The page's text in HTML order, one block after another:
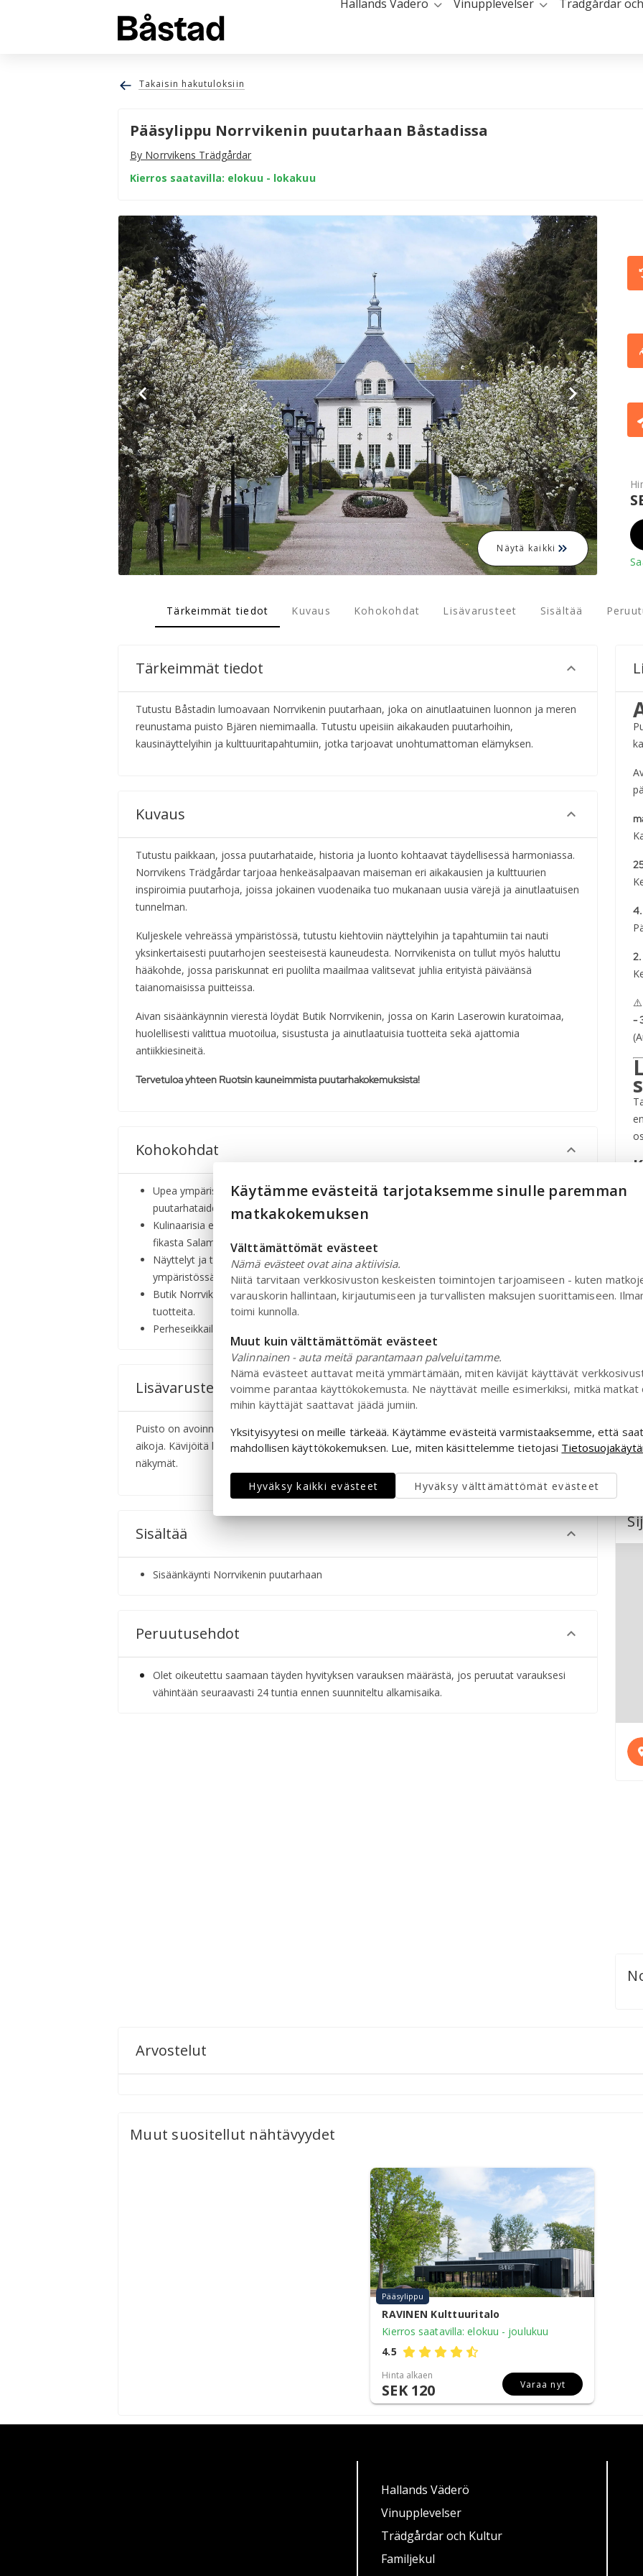
Hallands Väderö Vinupplevelser Trädgårdar
Takaisin hakutuloksiin
Pääsylippu Norrvikenin puutarhaan Båstadissa
By Norrvikens Trädgårdar
Kierros saatavilla: elokuu - lokakuu
Näytä kaikki
Tärkeimmät tiedot Kuvaus Kohokohdat Lisävarusteet Sisältää
Tärkeimmät tiedot
Tutustu Båstadin lumoavaan Norrvikenin puutarhaan, joka on ainutlaatuinen luonnon ja meren
reunustama puisto Bjären niemimaalla. Tutustu upeisiin aikakauden puutarhoihin,
kausinäyttelyihin ja kulttuuritapahtumiin, jotka tarjoavat unohtumattoman elämyksen.
Kuvaus
Tutustu paikkaan, jossa puutarhataide, historia ja luonto kohtaavat täydellisessä harmoniassa.
Norrvikens Trädgårdar tarjoaa henkeäsalpaavan maiseman eri aikakausien ja kulttuurien
inspiroimia puutarhoja, joissa jokainen vuodenaika tuo mukanaan uusia värejä ja ainutlaatuisen
tunnelman.
Kuljeskele vehreässä ympäristössä, tutustu kiehtoviin näyttelyihin ja tapahtumiin tai nauti
yksinkertaisesti puutarhojen seesteisestä kauneudesta. Norrvikenista on tullut myös haluttu
hääkohde, jossa pariskunnat eri puolilta maailmaa valitsevat juhlia erityistä päiväänsä
taianomaisissa puitteissa.
Aivan sisäänkäynnin vierestä löydät Butik Norrvikenin, jossa on Karin Laserowin kuratoimaa,
huolellisesti valittua muotoilua, sisustusta ja ainutlaatuisia tuotteita sekä ajattomia
antiikkiesineitä.
Tervetuloa yhteen Ruotsin kauneimmista puutarhakokemuksista!
Kohokohdat
Upea ympäristö - Tutustu seitsemään ainutlaatuiseen teemapuutarhaan, joissa historia ja
puutarhataide kohtaavat.
Kulinaarisia elämyksiä - Nauti à la carte -ruokailusta Orangeriet-ravintolassa tai ihanasta
fikasta Salamander Bar & Café -ravintolassa.
Näyttelyt ja tapahtumat - Koe inspiroivaa taidetta, kulttuuria ja musiikkia taianomaisessa
ympäristössä.
Butik Norrviken - Huolellisesti kuratoitu valikoima designia, sisustusta ja ainutlaatuisia
tuotteita.
Perheseikkailut - Tutustu puistoon lasten kanssa ja nauti leikkisästä tutkimisesta luonnossa
Lisävarusteet
Puisto on avoinna 20. maaliskuuta - 20. marraskuuta, ja puistossa on erityisiä kausipäiviä ja -
aikoja. Kävijöitä kehotetaan ottamaan kamerat mukaan, jotta he voivat tallentaa upeat
näkymät.
Sisältää
Sisäänkäynti Norrvikenin puutarhaan
Peruutusehdot
Olet oikeutettu saamaan täyden hyvityksen varauksen määrästä, jos peruutat varauksesi
vähintään seuraavasti 24 tuntia ennen suunniteltu alkamisaika.
⚠️
-
Arvostelut
Muut suositellut nähtävyydet
Pääsylippu
RAVINEN Kulttuuritalo
Kierros saatavilla: elokuu - joulukuu
4.5
Hinta alkaen
SEK 120 Varaa nyt
Hallands Väderö
Vinupplevelser
Trädgårdar och Kultur
Familjekul
Käytämme evästeitä tarjotaksemme sinulle paremman
matkakokemuksen
Välttämättömät evästeet
Nämä evästeet ovat aina aktiivisia.
Niitä tarvitaan verkkosivuston keskeisten toimintojen tarjoamiseen - kuten
varauskorin hallintaan, kirjautumiseen ja turvallisten maksujen suorittamiseen.
toimi kunnolla.
Muut kuin välttämättömät evästeet
Valinnainen - auta meitä parantamaan palveluitamme.
Nämä evästeet auttavat meitä ymmärtämään, miten kävijät käyttävät
voimme parantaa käyttökokemusta. Ne näyttävät meille esimerkiksi, mitkä
mihin käyttäjät saattavat jäädä jumiin.
Yksityisyytesi on meille tärkeää. Käytämme evästeitä varmistaaksemme, että
mahdollisen käyttökokemuksen. Lue, miten käsittelemme tietojasi
Hyväksy kaikki evästeet Hyväksy välttämättömät evästeet